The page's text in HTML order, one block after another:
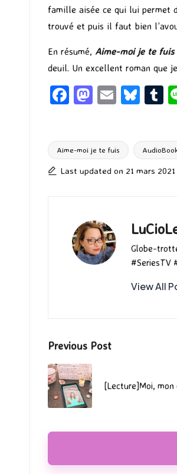
famille aisée ce qui lui permet
trouvé et puis il faut bien
En résumé, Aime-moi je te fuis
deuil. Un excellent roman que
Fa
o
o
M
d
o
E
l
Bl
ky
T
r
Tags:
Aime-moi je te fuis
Last updated on 21 mars 2021
Globe-
#SeriesTV
View All
Post
navigation
Previous Post
[Lecture]Moi,